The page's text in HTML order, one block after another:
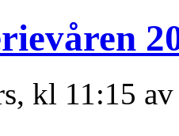
kl 11:15 av